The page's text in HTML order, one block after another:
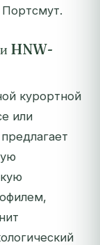
и HNW-
курортной
или